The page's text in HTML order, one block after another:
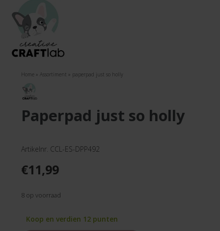
Home » Assortiment » paperpad just so holly
paperpad just so holly
Artikelnr. CCL-ES-DPP492
€11,99
8 op voorraad
Koop en verdien 12 punten